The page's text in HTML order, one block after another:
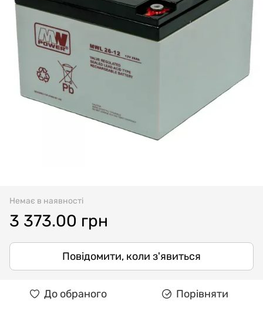
Немає в наявності
3 373.00 грн
Повідомити, коли з'явиться
До обраного Порівняти